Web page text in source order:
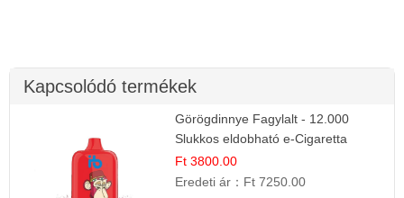
Kapcsolódó termékek
Görögdinnye Fagylalt - 12.000
Slukkos eldobható e-Cigaretta
Ft 3800.00
Eredeti ár： Ft 7250.00